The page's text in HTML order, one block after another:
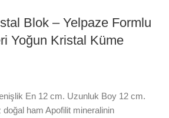
Blok – Yelpaze Formlu
Yoğun Kristal Küme
En 12 cm. Uzunluk Boy 12 cm.
doğal ham Apofilit mineralinin